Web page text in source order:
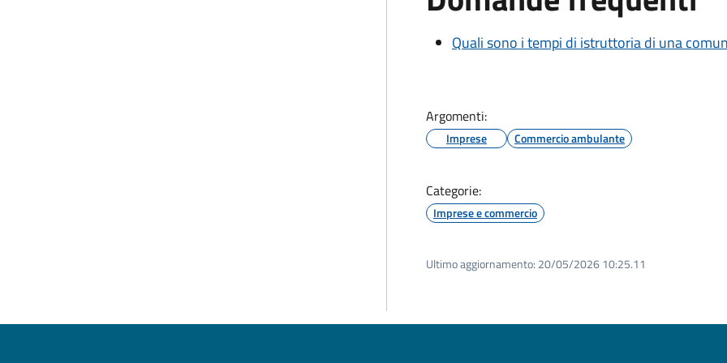
Quali sono i tempi di istruttoria di una
Argomenti:
Imprese Commercio ambulante
Categorie:
Imprese e commercio
Ultimo aggiornamento: 20/05/2026 10:25.11